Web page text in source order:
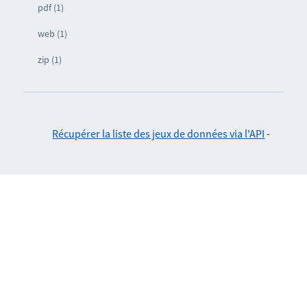
pdf (1)
web (1)
zip (1)
Récupérer la liste des jeux de données via l'API -